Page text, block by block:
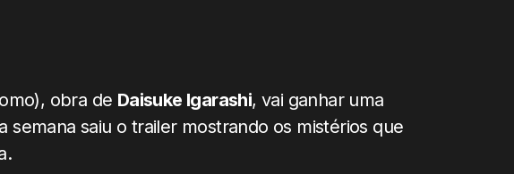
obra de Daisuke Igarashi, vai ganhar uma
semana saiu o trailer mostrando os mistérios que